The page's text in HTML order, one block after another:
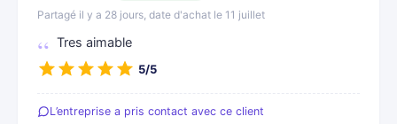
Partagé il y a 28 jours, date d'achat le 11 juillet
Tres aimable
5/5
L’entreprise a pris contact avec ce client